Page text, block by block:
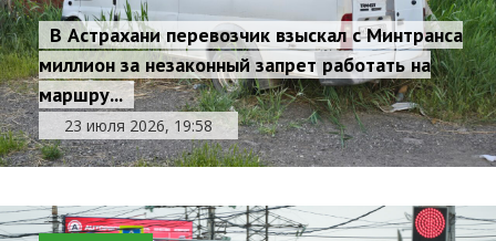
В Астрахани перевозчик взыскал с Минтранса
миллион за незаконный запрет работать на
маршру...
23 июля 2026, 19:58